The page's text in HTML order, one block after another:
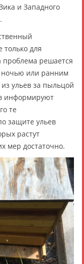
и Западного
только для
проблема решается
ночью или ранним
ульев за пыльцой
информируют
те
защите ульев
растут
мер достаточно.